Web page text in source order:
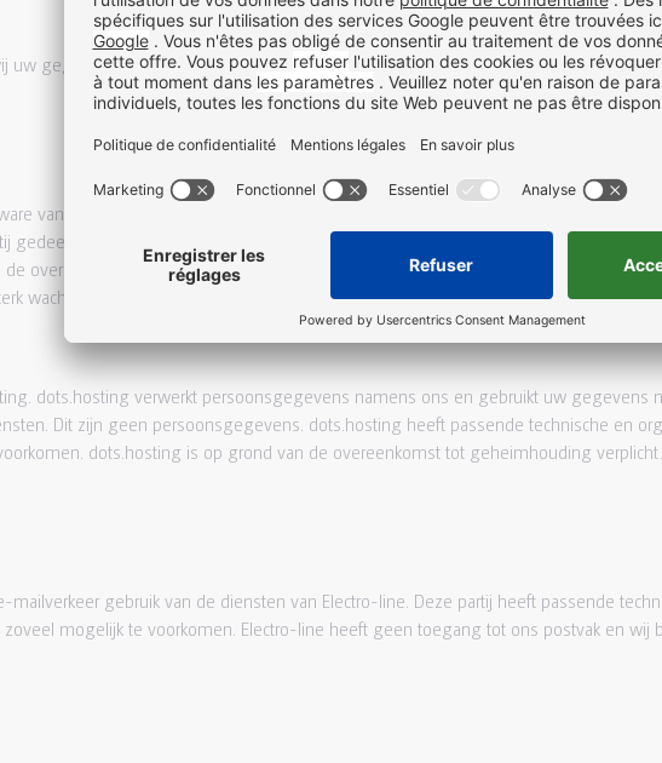
uw gegevens verwerken, waar wij deze (laten) opslaan, welke
van TYPO3, wij hebben voor onze webhosting gekozen voor dots.hosting.
gedeeld. dots.hosting heeft toegang tot uw gegevens om ons (technische)
overeenkomst die wij met hen hebben gesloten verplicht om passende
wachtwoordbeleid. Er worden regelmatig back-ups gemaakt om verlies van data te
dots.hosting verwerkt persoonsgegevens namens ons en gebruikt uw gegevens
Dit zijn geen persoonsgegevens. dots.hosting heeft passende technische en
dots.hosting is op grond van de overeenkomst tot geheimhouding verplicht.
mailverkeer gebruik van de diensten van Electro-line. Deze partij heeft passende
mogelijk te voorkomen. Electro-line heeft geen toegang tot ons postvak en wij